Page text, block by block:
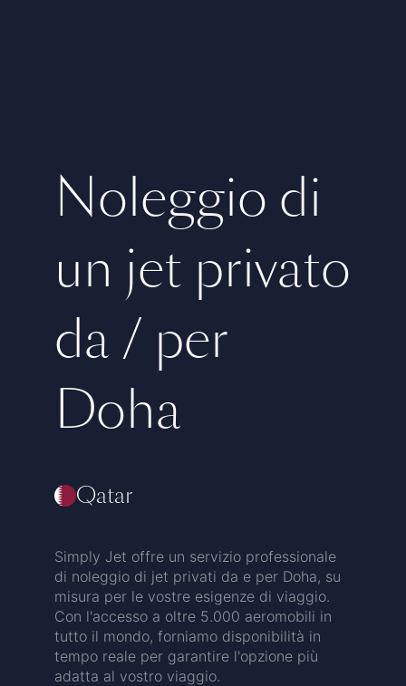
Noleggio di
un jet privato
da / per
Doha
Qatar
Simply Jet offre un servizio professionale
di noleggio di jet privati da e per Doha, su
misura per le vostre esigenze di viaggio.
Con l'accesso a oltre 5.000 aeromobili in
tutto il mondo, forniamo disponibilità in
tempo reale per garantire l'opzione più
adatta al vostro viaggio.